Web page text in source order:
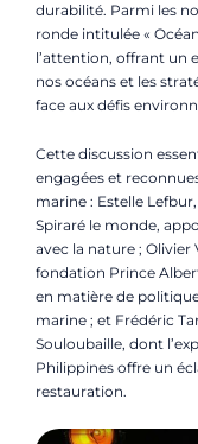
durabilité. Parmi les
ronde intitulée «
l’attention, offrant un
nos océans et les
face aux défis
Cette discussion
engagées et
marine : Estelle
Spiraré le monde,
avec la nature ; Olivier
fondation Prince
en matière de
marine ; et Frédéric
Souloubaille, dont
Philippines offre un
restauration.